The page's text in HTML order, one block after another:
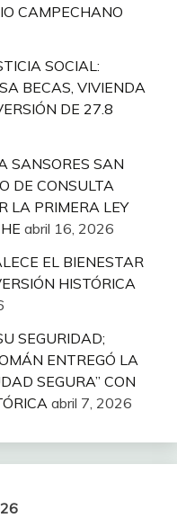
CAMPECHANO
SOCIAL:
BECAS, VIVIENDA
DE 27.8
SANSORES SAN
DE CONSULTA
LA PRIMERA LEY
abril 16, 2026
EL BIENESTAR
HISTÓRICA
SEGURIDAD;
ENTREGÓ LA
SEGURA” CON
abril 7, 2026